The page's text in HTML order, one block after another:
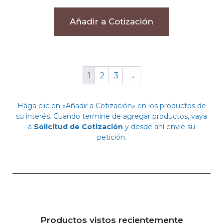
Añadir a Cotización
1 2 3 →
Hága clic en «Añadir a Cotización» en los productos de
su interés. Cuando termine de agregar productos, vaya
a Solicitud de Cotización y desde ahí envíe su
petición.
Productos vistos recientemente